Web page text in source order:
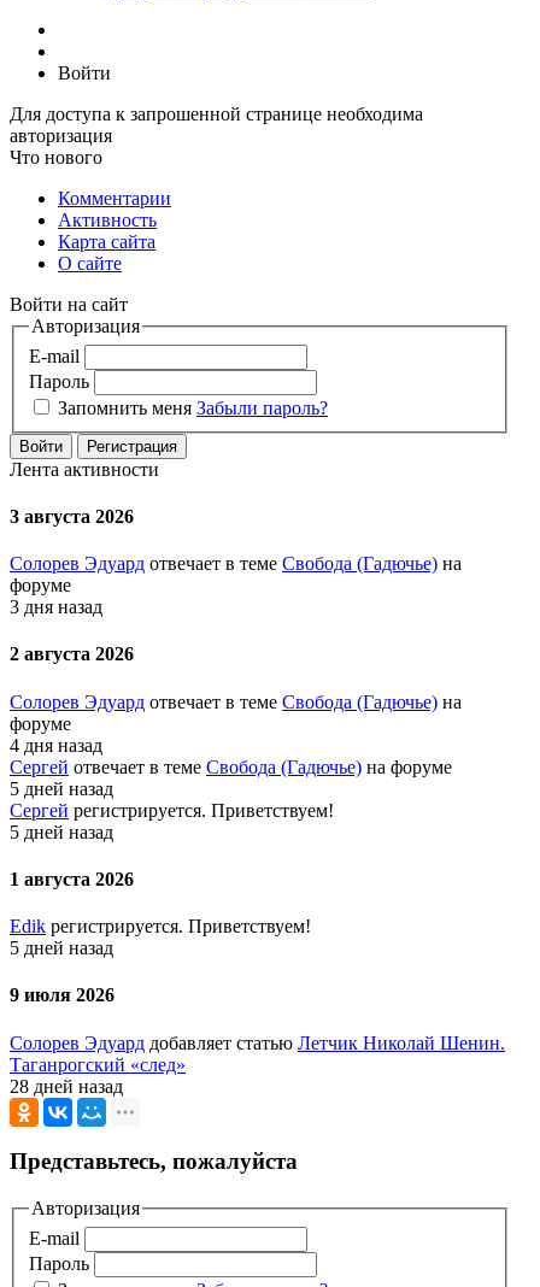
Войти
Для доступа к запрошенной странице необходима
авторизация
Что нового
Комментарии
Активность
Карта сайта
О сайте
Войти на сайт
Авторизация
E-mail
Пароль
Запомнить меня Забыли пароль?
Войти Регистрация
Лента активности
3 августа 2026
Солорев Эдуард отвечает в теме Свобода (Гадючье) на
форуме
3 дня назад
2 августа 2026
Солорев Эдуард отвечает в теме Свобода (Гадючье) на
форуме
4 дня назад
Сергей отвечает в теме Свобода (Гадючье) на форуме
5 дней назад
Сергей регистрируется. Приветствуем!
5 дней назад
1 августа 2026
Edik регистрируется. Приветствуем!
5 дней назад
9 июля 2026
Солорев Эдуард добавляет статью Летчик Николай Шенин.
Таганрогский «след»
28 дней назад
Представьтесь, пожалуйста
Авторизация
E-mail
Пароль